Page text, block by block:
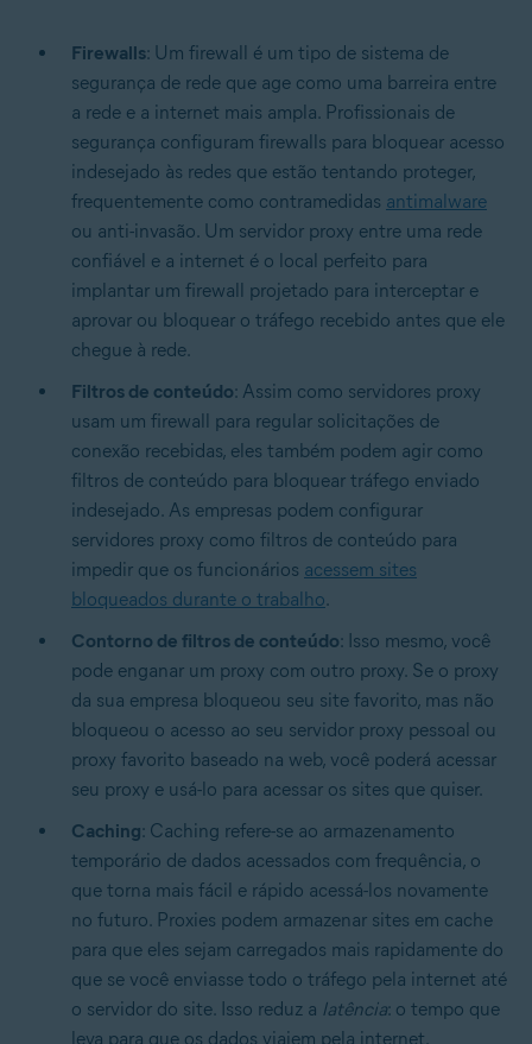
Firewalls: Um firewall é um tipo de sistema de
segurança de rede que age como uma barreira entre
a rede e a internet mais ampla. Profissionais de
segurança configuram firewalls para bloquear acesso
indesejado às redes que estão tentando proteger,
frequentemente como contramedidas antimalware
ou anti-invasão. Um servidor proxy entre uma rede
confiável e a internet é o local perfeito para
implantar um firewall projetado para interceptar e
aprovar ou bloquear o tráfego recebido antes que ele
chegue à rede.
Filtros de conteúdo: Assim como servidores proxy
usam um firewall para regular solicitações de
conexão recebidas, eles também podem agir como
filtros de conteúdo para bloquear tráfego enviado
indesejado. As empresas podem configurar
servidores proxy como filtros de conteúdo para
impedir que os funcionários acessem sites
bloqueados durante o trabalho.
Contorno de filtros de conteúdo: Isso mesmo, você
pode enganar um proxy com outro proxy. Se o proxy
da sua empresa bloqueou seu site favorito, mas não
bloqueou o acesso ao seu servidor proxy pessoal ou
proxy favorito baseado na web, você poderá acessar
seu proxy e usá-lo para acessar os sites que quiser.
Caching: Caching refere-se ao armazenamento
temporário de dados acessados com frequência, o
que torna mais fácil e rápido acessá-los novamente
no futuro. Proxies podem armazenar sites em cache
para que eles sejam carregados mais rapidamente do
que se você enviasse todo o tráfego pela internet até
o servidor do site. Isso reduz a latência: o tempo que
leva para que os dados viajem pela internet.